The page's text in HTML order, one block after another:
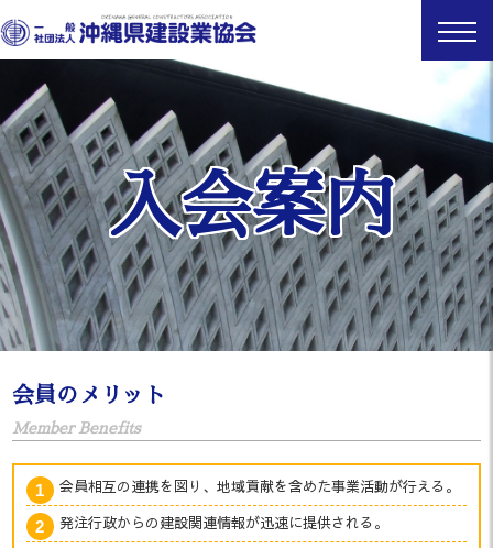
入会案内
会員のメリット
Member Benefits
会員相互の連携を図り、地域貢献を含めた事業活動が行える。
発注行政からの建設関連情報が迅速に提供される。